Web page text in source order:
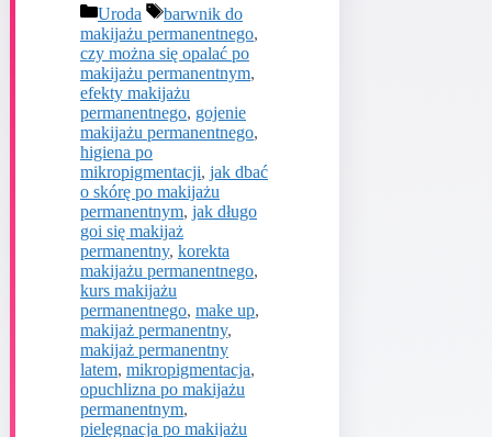
Kategorie
Uroda Tagi
barwnik do
makijażu permanentnego,
czy można się opalać po
makijażu permanentnym,
efekty makijażu
permanentnego, gojenie
makijażu permanentnego,
higiena po
mikropigmentacji, jak dbać
o skórę po makijażu
permanentnym, jak długo
goi się makijaż
permanentny, korekta
makijażu permanentnego,
kurs makijażu
permanentnego, make up,
makijaż permanentny,
makijaż permanentny
latem, mikropigmentacja,
opuchlizna po makijażu
permanentnym,
pielęgnacja po makijażu